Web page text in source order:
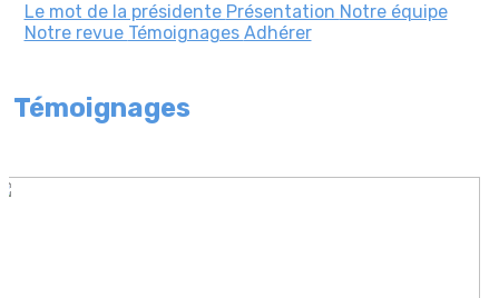
Le mot de la présidente Présentation Notre équipe
Notre revue Témoignages Adhérer
Témoignages